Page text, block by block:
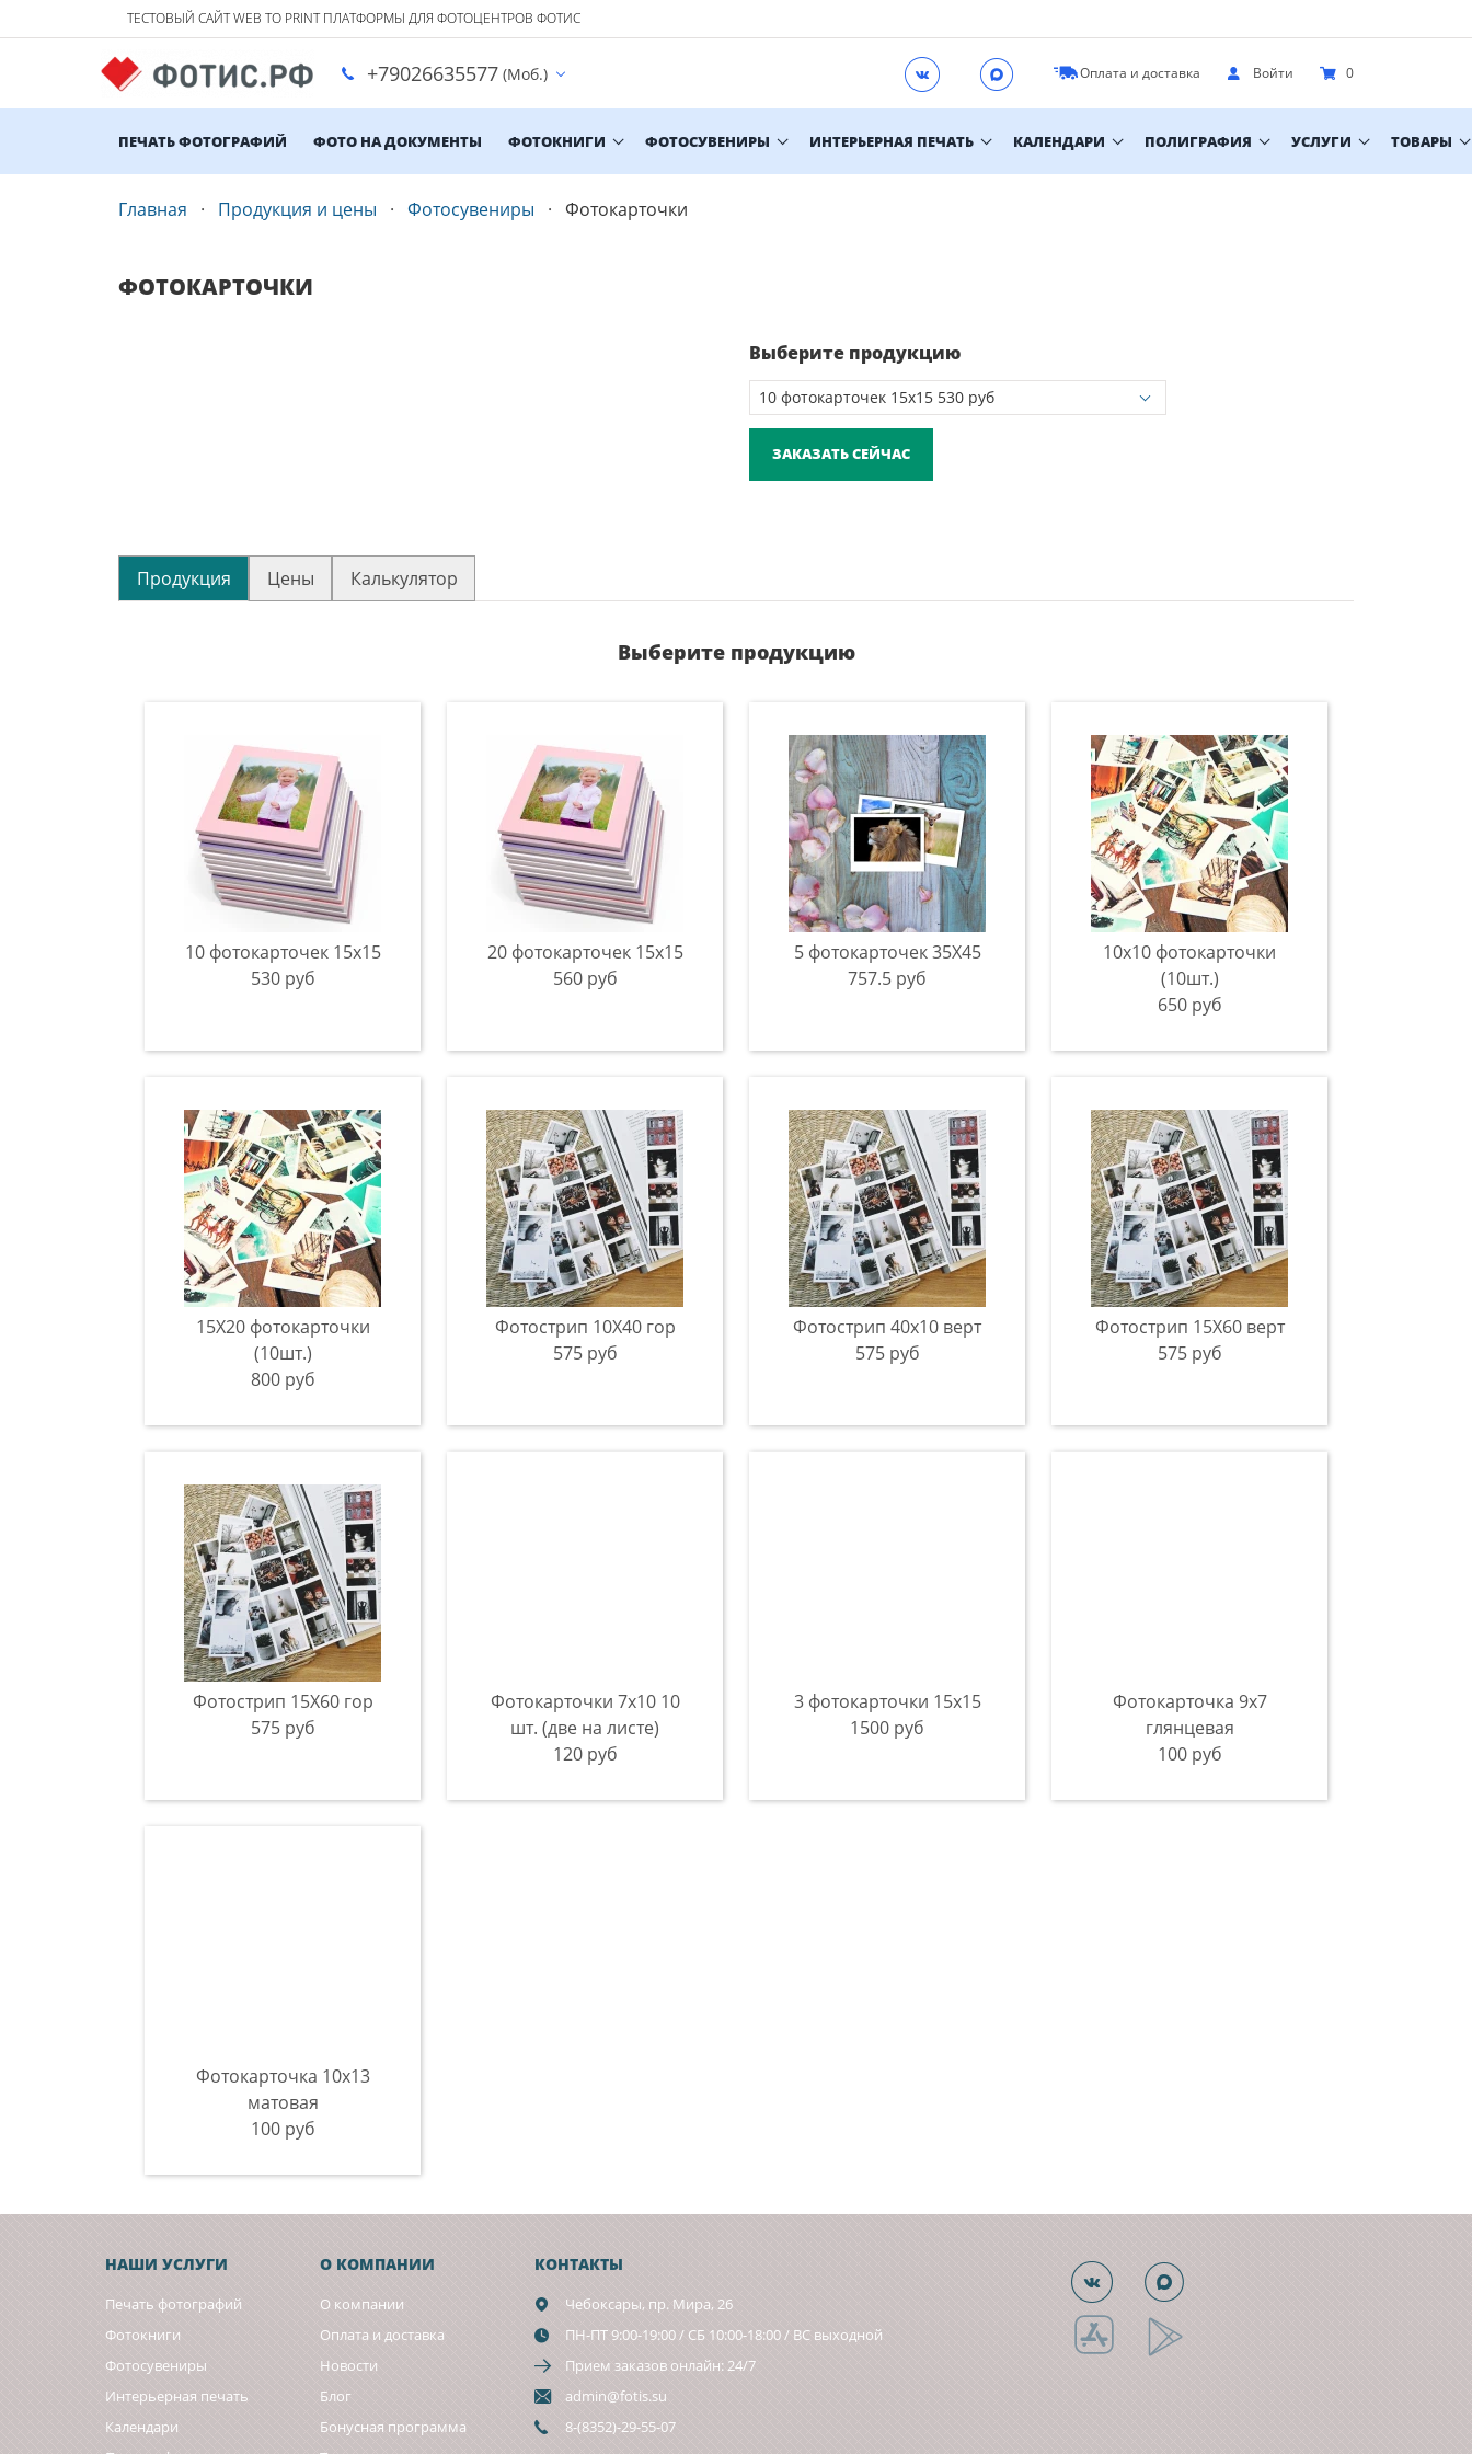
ТЕСТОВЫЙ САЙТ WEB TO PRINT ПЛАТФОРМЫ ДЛЯ ФОТОЦЕНТРОВ ФОТИС
+79026635577 (Моб.) Оплата и доставка Войти 0
ПЕЧАТЬ ФОТОГРАФИЙ ФОТО НА ДОКУМЕНТЫ ФОТОКНИГИ ФОТОСУВЕНИРЫ ИНТЕРЬЕРНАЯ ПЕЧАТЬ КАЛЕНДАРИ ПОЛИГРАФИЯ УСЛУГИ ТОВАРЫ
Главная Продукция и цены Фотосувениры Фотокарточки
ФОТОКАРТОЧКИ
Выберите продукцию
ЗАКАЗАТЬ СЕЙЧАС
Продукция Цены Калькулятор
Выберите продукцию
10 фотокарточек 15х15
530 руб
20 фотокарточек 15х15
560 руб
5 фотокарточек 35Х45
757.5 руб
10х10 фотокарточки
(10шт.)
650 руб
15Х20 фотокарточки
(10шт.)
800 руб
Фотострип 10Х40 гор
575 руб
Фотострип 40x10 верт
575 руб
Фотострип 15Х60 верт
575 руб
Фотострип 15Х60 гор
575 руб
Фотокарточки 7х10 10
шт. (две на листе)
120 руб
3 фотокарточки 15x15
1500 руб
Фотокарточка 9x7
глянцевая
100 руб
Фотокарточка 10x13
матовая
100 руб
НАШИ УСЛУГИ
Печать фотографий
Фотокниги
Фотосувениры
Интерьерная печать
Календари
О КОМПАНИИ
О компании
Оплата и доставка
Новости
Блог
Бонусная программа
КОНТАКТЫ
Чебоксары, пр. Мира, 26
ПН-ПТ 9:00-19:00 / СБ 10:00-18:00 / ВС выходной
Прием заказов онлайн: 24/7
admin@fotis.su
8-(8352)-29-55-07